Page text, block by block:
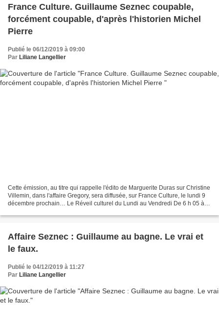
France Culture. Guillaume Seznec coupable,
forcément coupable, d'après l'historien Michel
Pierre
Publié le 06/12/2019 à 09:00
Par Liliane Langellier
Cette émission, au titre qui rappelle l'édito de Marguerite Duras sur Christine
Villemin, dans l'affaire Gregory, sera diffusée, sur France Culture, le lundi 9
décembre prochain… Le Réveil culturel du Lundi au Vendredi De 6 h 05 à 6
Affaire Seznec : Guillaume au bagne. Le vrai et
le faux.
Publié le 04/12/2019 à 11:27
Par Liliane Langellier